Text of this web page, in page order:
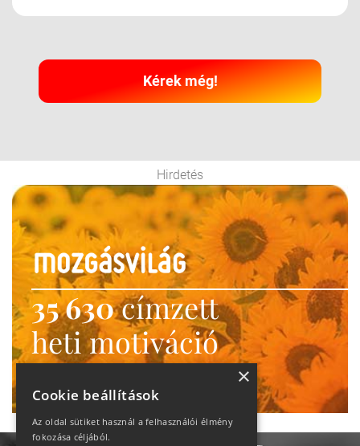
Kérek még!
Hirdetés
35 630címzett
heti motiváció
Ne maradj le!
×
Cookie beállítások
Az oldal sütiket használ a felhasználói élmény
fokozása céljából.